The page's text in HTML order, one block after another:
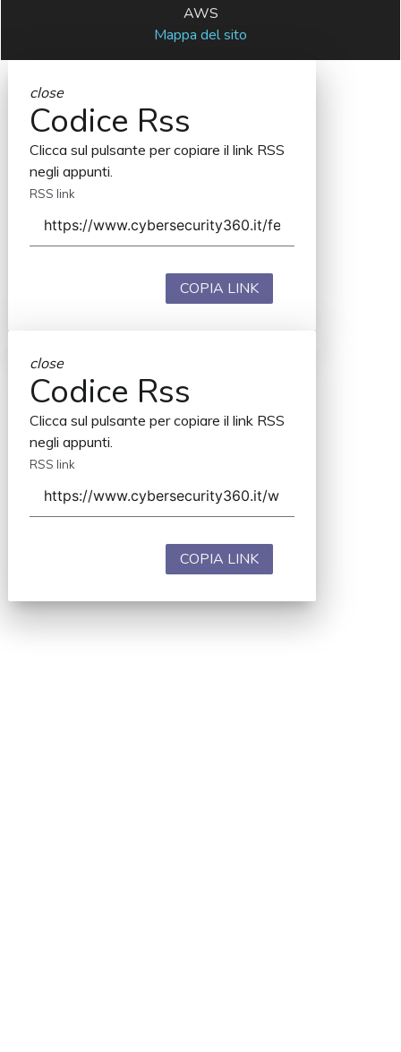
AWS
Mappa del sito
close
Codice Rss
Clicca sul pulsante per copiare il link RSS
negli appunti.
RSS link
COPIA LINK
close
Codice Rss
Clicca sul pulsante per copiare il link RSS
negli appunti.
RSS link
COPIA LINK